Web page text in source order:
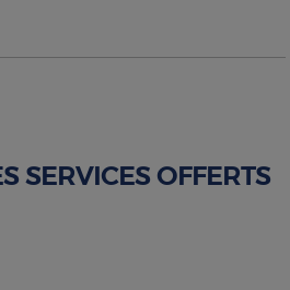
SERVICES OFFERTS